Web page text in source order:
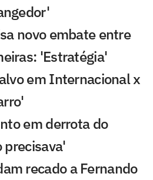
novo embate entre
'Estratégia'
em Internacional x
em derrota do
precisava'
recado a Fernando